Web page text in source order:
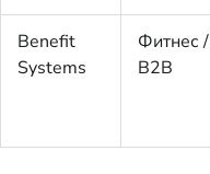
Benefit
Systems
Фитнес /
B2B